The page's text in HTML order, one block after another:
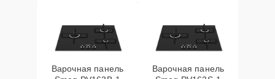
Варочная панель
Варочная панель